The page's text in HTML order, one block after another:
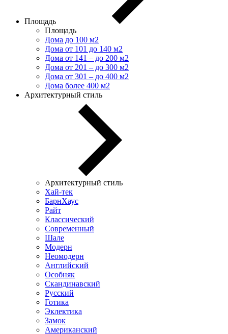
Площадь
Площадь
Дома до 100 м2
Дома от 101 до 140 м2
Дома от 141 – до 200 м2
Дома от 201 – до 300 м2
Дома от 301 – до 400 м2
Дома более 400 м2
Архитектурный стиль
Архитектурный стиль
Хай-тек
БарнХаус
Райт
Классический
Современный
Шале
Модерн
Неомодерн
Английский
Особняк
Скандинавский
Русский
Готика
Эклектика
Замок
Американский